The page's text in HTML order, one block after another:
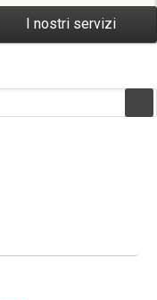
I nostri servizi